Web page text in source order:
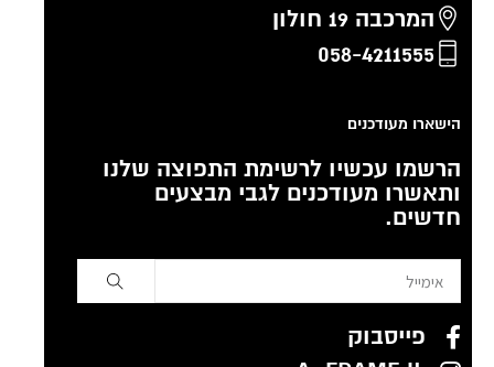
המרכבה 19 חולון
058-4211555
הישארו מעודכנים
הרשמו עכשיו לרשימת התפוצה שלנו
ותאשרו מעודכנים לגבי מבצעים
חדשים.
פייסבוק